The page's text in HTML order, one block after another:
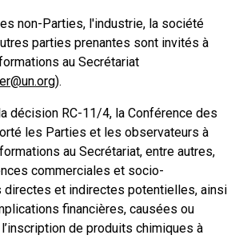
non-Parties, l'industrie, la société
parties prenantes sont invités à
au Secrétariat
).
décision RC-11/4, la Conférence des
les Parties et les observateurs à
au Secrétariat, entre autres,
commerciales et socio-
directes et indirectes potentielles, ainsi
financières, causées ou
de produits chimiques à